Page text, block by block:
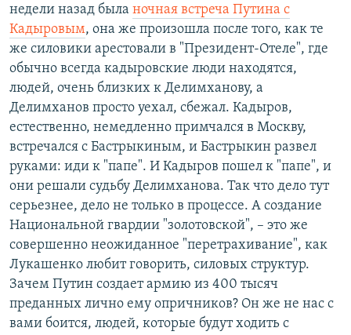
недели назад была ночная встреча Путина с
Кадыровым, она же произошла после того, как те
же силовики арестовали в "Президент-Отеле", где
обычно всегда кадыровские люди находятся,
людей, очень близких к Делимханову, а
Делимханов просто уехал, сбежал. Кадыров,
естественно, немедленно примчался в Москву,
встречался с Бастрыкиным, и Бастрыкин развел
руками: иди к "папе". И Кадыров пошел к "папе", и
они решали судьбу Делимханова. Так что дело тут
серьезнее, дело не только в процессе. А создание
Национальной гвардии "золотовской", – это же
совершенно неожиданное "перетрахивание", как
Лукашенко любит говорить, силовых структур.
Зачем Путин создает армию из 400 тысяч
преданных лично ему опричников? Он же не нас с
вами боится, людей, которые будут ходить с